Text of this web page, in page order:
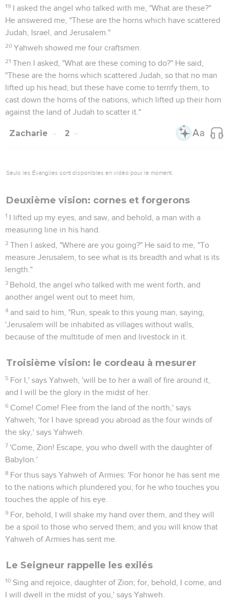
19 I asked the angel who talked with me, "What are these?"
He answered me, "These are the horns which have scattered
Judah, Israel, and Jerusalem."
20 Yahweh showed me four craftsmen.
21 Then I asked, "What are these coming to do?" He said,
"These are the horns which scattered Judah, so that no man
lifted up his head; but these have come to terrify them, to
cast down the horns of the nations, which lifted up their horn
against the land of Judah to scatter it."
Zacharie 2
Seuls les Évangiles sont disponibles en vidéo pour le moment.
Deuxième vision: cornes et forgerons
1 I lifted up my eyes, and saw, and behold, a man with a
measuring line in his hand.
2 Then I asked, "Where are you going?" He said to me, "To
measure Jerusalem, to see what is its breadth and what is its
length."
3 Behold, the angel who talked with me went forth, and
another angel went out to meet him,
4 and said to him, "Run, speak to this young man, saying,
'Jerusalem will be inhabited as villages without walls,
because of the multitude of men and livestock in it.
Troisième vision: le cordeau à mesurer
5 For I,' says Yahweh, 'will be to her a wall of fire around it,
and I will be the glory in the midst of her.
6 Come! Come! Flee from the land of the north,' says
Yahweh; 'for I have spread you abroad as the four winds of
the sky,' says Yahweh.
7 'Come, Zion! Escape, you who dwell with the daughter of
Babylon.'
8 For thus says Yahweh of Armies: 'For honor he has sent me
to the nations which plundered you; for he who touches you
touches the apple of his eye.
9 For, behold, I will shake my hand over them, and they will
be a spoil to those who served them; and you will know that
Yahweh of Armies has sent me.
Le Seigneur rappelle les exilés
10 Sing and rejoice, daughter of Zion; for, behold, I come, and
I will dwell in the midst of you,' says Yahweh.